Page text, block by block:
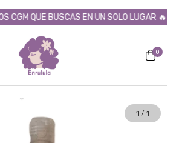
QUE BUSCAS EN UN SOLO LUGAR 🔥
0
1 / 1